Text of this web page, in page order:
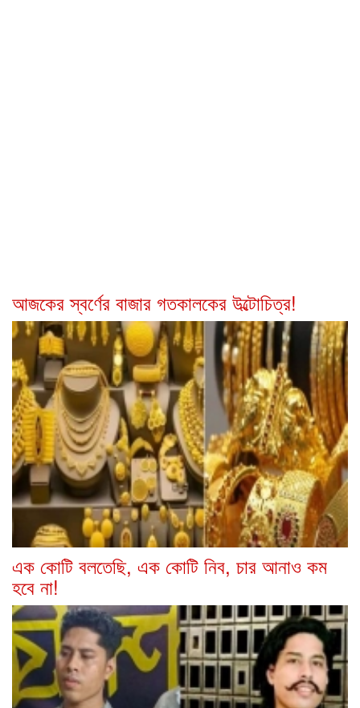
আজকের স্বর্ণের বাজার গতকালকের উল্টোচিত্র!
এক কোটি বলতেছি, এক কোটি নিব, চার আনাও কম
হবে না!